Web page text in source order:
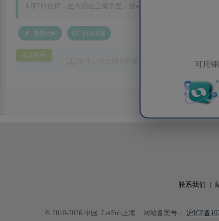
可用
6月7日投稿，至今仍在主编手里，连editor invited都没。
我要点评 回复本楼
发表范例
很开心博士期间的第一篇论文成功发表，回
在LetPub上得到了很好修正。没有遇到稿件泄漏
联系我们
© 2010-2026 中国: LetPub上海 网站备案号： 沪ICP备